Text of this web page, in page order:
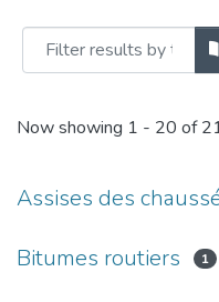
Browsing
Now showing 1 - 20 of
Assises des
Bitumes routiers 1